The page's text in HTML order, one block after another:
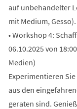
auf unbehandelter
mit Medium, Gesso).
• Workshop 4:
06.10.2025 von
Medien)
Experimentieren
aus den
geraten sind.